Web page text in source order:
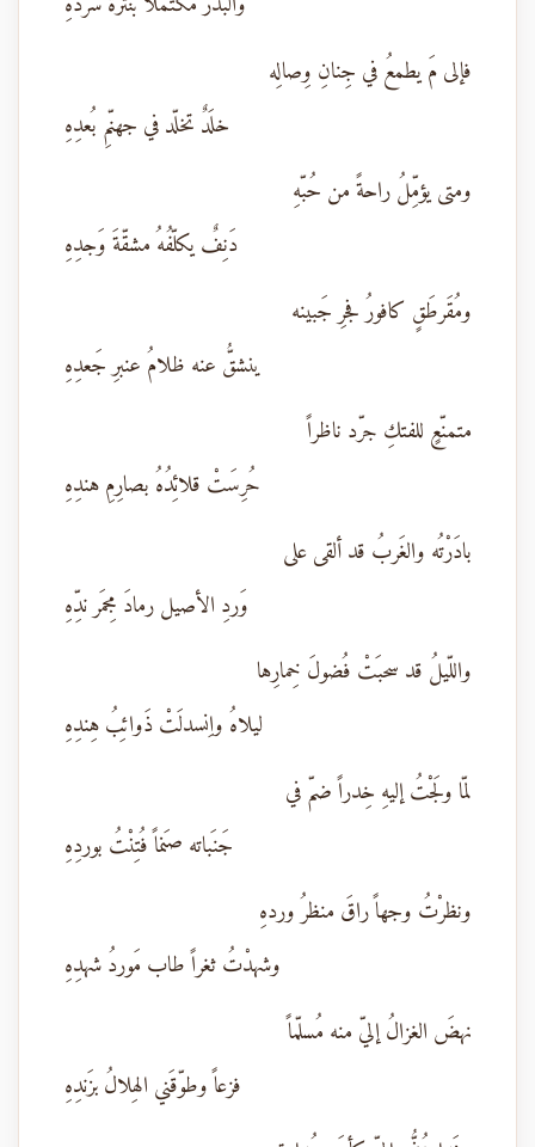
فإلى مَ يطمعُ في جِنانِ وِصالِه
خلَدٌ تخلّد في جهنّمِ بُعدِهِ
ومتى يؤمِّلُ راحةً من حُبّهِ
دَنِفٌ يكلّفُهُ مشقّةَ وَجدِهِ
ومُقَرطَقٍ كافورُ فجرِ جَبينه
ينشقُّ عنه ظلامُ عنبرِ جَعدِهِ
متمنّعٍ للفتكِ جرّد ناظراً
حُرِسَتْ قلائِدُهُ بصارِمِ هندِهِ
بادَرْتُه والغَربُ قد ألقى على
وَردِ الأصيل رمادَ مِجمَر ندِّهِ
واللّيلُ قد سحبَتْ فُضولَ خِمارِها
ليلاهُ واِنسدلَتْ ذَوائِبُ هِندِهِ
لمّا ولَجْتُ إليهِ خِدراً ضمّ في
جَنَباته صنَماً فُتِنْتُ بوردِهِ
ونظرْتُ وجهاً راقَ منظرُ وردهِ
وشهدْتُ ثغراً طاب مَوردُ شهدِهِ
نهضَ الغزالُ إليّ منه مُسلّماً
فزعاً وطوّقَني الهِلالُ بزَندِهِ